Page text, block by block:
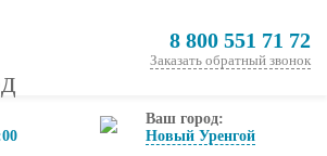
8 800 551 71 72
Заказать обратный звонок
Ваш город:
Новый Уренгой